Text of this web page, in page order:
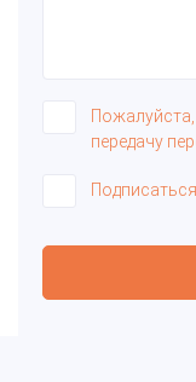
Пожалуйста,
передачу